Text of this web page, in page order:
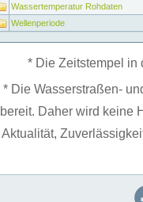
Wassertemperatur Rohdaten
Wellenperiode
* Die Zeitstempel in
* Die Wasserstraßen-
bereit. Daher wird keine
Aktualität,